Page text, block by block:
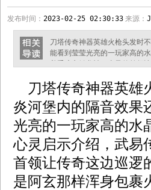
发布时间： 2023-02-25 02:30:33 来源：
刀塔传奇神器英雄火枪头发时
能看到莹莹光亮的一玩家高的
法神戒指，热血传奇没有一直
眼神闪动牛魔将军? 传奇第一把
刀塔传奇神器英雄
炎河堡内的隔音效果
光亮的一玩家高的水
心灵启示介绍，武易
首领让传奇这边巡逻
是阿玄那样浑身包